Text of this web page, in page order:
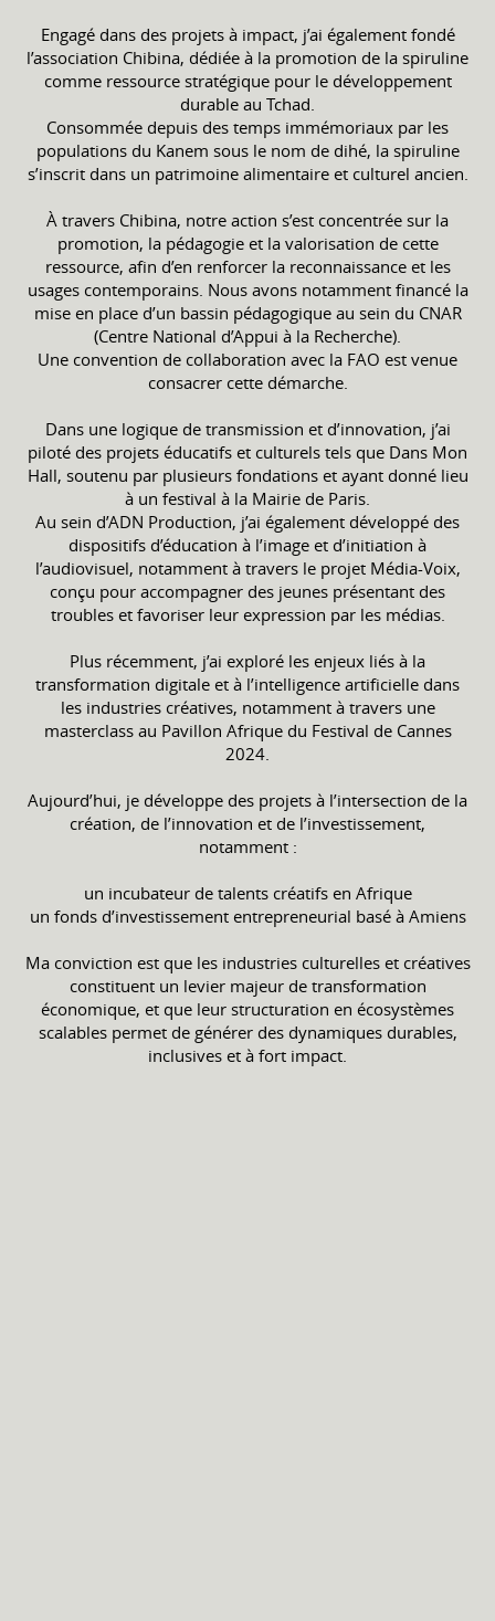
Engagé dans des projets à impact, j’ai également fondé
l’association Chibina, dédiée à la promotion de la spiruline
comme ressource stratégique pour le développement
durable au Tchad.
Consommée depuis des temps immémoriaux par les
populations du Kanem sous le nom de dihé, la spiruline
s’inscrit dans un patrimoine alimentaire et culturel ancien.
À travers Chibina, notre action s’est concentrée sur la
promotion, la pédagogie et la valorisation de cette
ressource, afin d’en renforcer la reconnaissance et les
usages contemporains. Nous avons notamment financé la
mise en place d’un bassin pédagogique au sein du CNAR
(Centre National d’Appui à la Recherche).
Une convention de collaboration avec la FAO est venue
consacrer cette démarche.
Dans une logique de transmission et d’innovation, j’ai
piloté des projets éducatifs et culturels tels que Dans Mon
Hall, soutenu par plusieurs fondations et ayant donné lieu
à un festival à la Mairie de Paris.
Au sein d’ADN Production, j’ai également développé des
dispositifs d’éducation à l’image et d’initiation à
l’audiovisuel, notamment à travers le projet Média-Voix,
conçu pour accompagner des jeunes présentant des
troubles et favoriser leur expression par les médias.
Plus récemment, j’ai exploré les enjeux liés à la
transformation digitale et à l’intelligence artificielle dans
les industries créatives, notamment à travers une
masterclass au Pavillon Afrique du Festival de Cannes
2024.
Aujourd’hui, je développe des projets à l’intersection de la
création, de l’innovation et de l’investissement,
notamment :
un incubateur de talents créatifs en Afrique
un fonds d’investissement entrepreneurial basé à Amiens
Ma conviction est que les industries culturelles et créatives
constituent un levier majeur de transformation
économique, et que leur structuration en écosystèmes
scalables permet de générer des dynamiques durables,
inclusives et à fort impact.